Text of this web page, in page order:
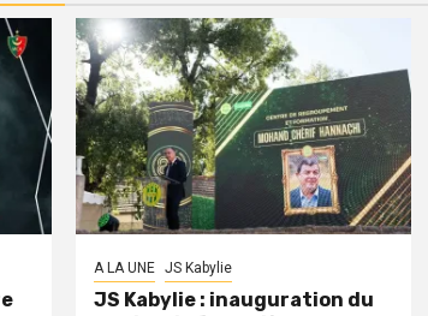
A LA UNE JS Kabylie
JS Kabylie : inauguration du